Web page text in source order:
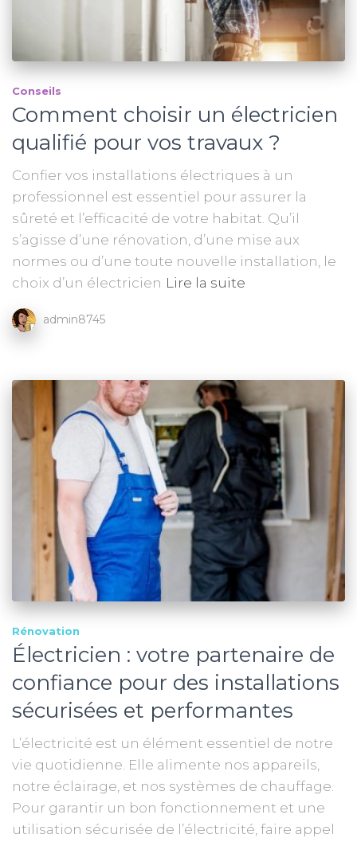
Conseils
Comment choisir un électricien
qualifié pour vos travaux ?
Confier vos installations électriques à un
professionnel est essentiel pour assurer la
sûreté et l’efficacité de votre habitat. Qu’il
s’agisse d’une rénovation, d’une mise aux
normes ou d’une toute nouvelle installation, le
choix d’un électricien Lire la suite
admin8745
Rénovation
Électricien : votre partenaire de
confiance pour des installations
sécurisées et performantes
L’électricité est un élément essentiel de notre
vie quotidienne. Elle alimente nos appareils,
notre éclairage, et nos systèmes de chauffage.
Pour garantir un bon fonctionnement et une
utilisation sécurisée de l’électricité, faire appel